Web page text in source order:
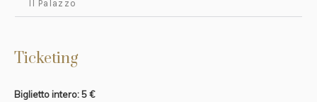
Il Palazzo
Ticketing
Biglietto intero: 5 €